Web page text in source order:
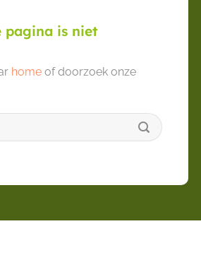
pagina is niet
homeof doorzoek onze